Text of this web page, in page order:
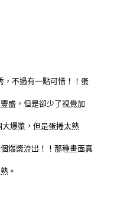
，不過有一點可惜！！蛋
盛，但是卻少了視覺加
爆漿，但是蛋捲太熟
爆漿流出！！那種畫面真
。